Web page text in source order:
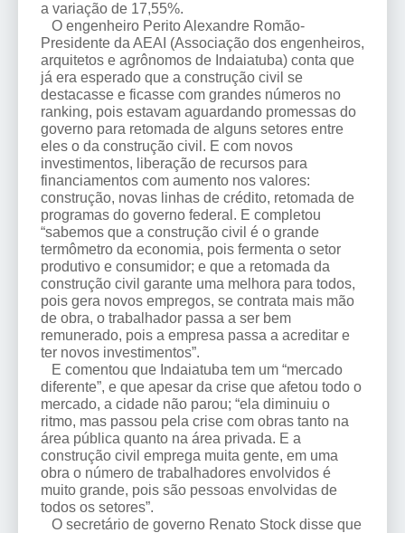
a variação de 17,55%.
O engenheiro Perito Alexandre Romão-
Presidente da AEAI (Associação dos engenheiros,
arquitetos e agrônomos de Indaiatuba) conta que
já era esperado que a construção civil se
destacasse e ficasse com grandes números no
ranking, pois estavam aguardando promessas do
governo para retomada de alguns setores entre
eles o da construção civil. E com novos
investimentos, liberação de recursos para
financiamentos com aumento nos valores:
construção, novas linhas de crédito, retomada de
programas do governo federal. E completou
“sabemos que a construção civil é o grande
termômetro da economia, pois fermenta o setor
produtivo e consumidor; e que a retomada da
construção civil garante uma melhora para todos,
pois gera novos empregos, se contrata mais mão
de obra, o trabalhador passa a ser bem
remunerado, pois a empresa passa a acreditar e
ter novos investimentos”.
E comentou que Indaiatuba tem um “mercado
diferente”, e que apesar da crise que afetou todo o
mercado, a cidade não parou; “ela diminuiu o
ritmo, mas passou pela crise com obras tanto na
área pública quanto na área privada. E a
construção civil emprega muita gente, em uma
obra o número de trabalhadores envolvidos é
muito grande, pois são pessoas envolvidas de
todos os setores”.
O secretário de governo Renato Stock disse que